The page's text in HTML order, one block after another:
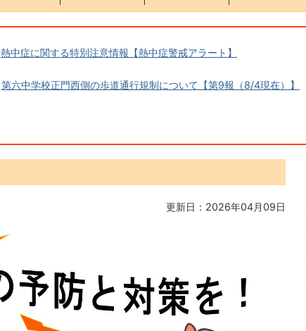
熱中症に関する特別注意情報【熱中症警戒アラート】
第六中学校正門西側の歩道通行規制について【第9報（8/4現在）】
更新日：2026年04月09日